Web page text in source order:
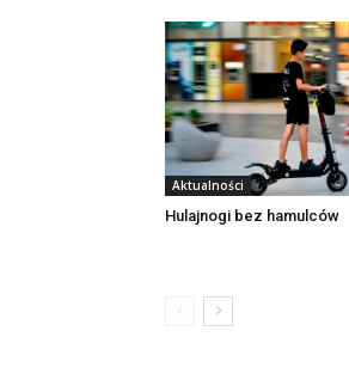
Aktualności
Hulajnogi bez hamulców